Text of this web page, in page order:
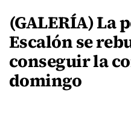
(GALERÍA) La
Escalón se
conseguir la
domingo